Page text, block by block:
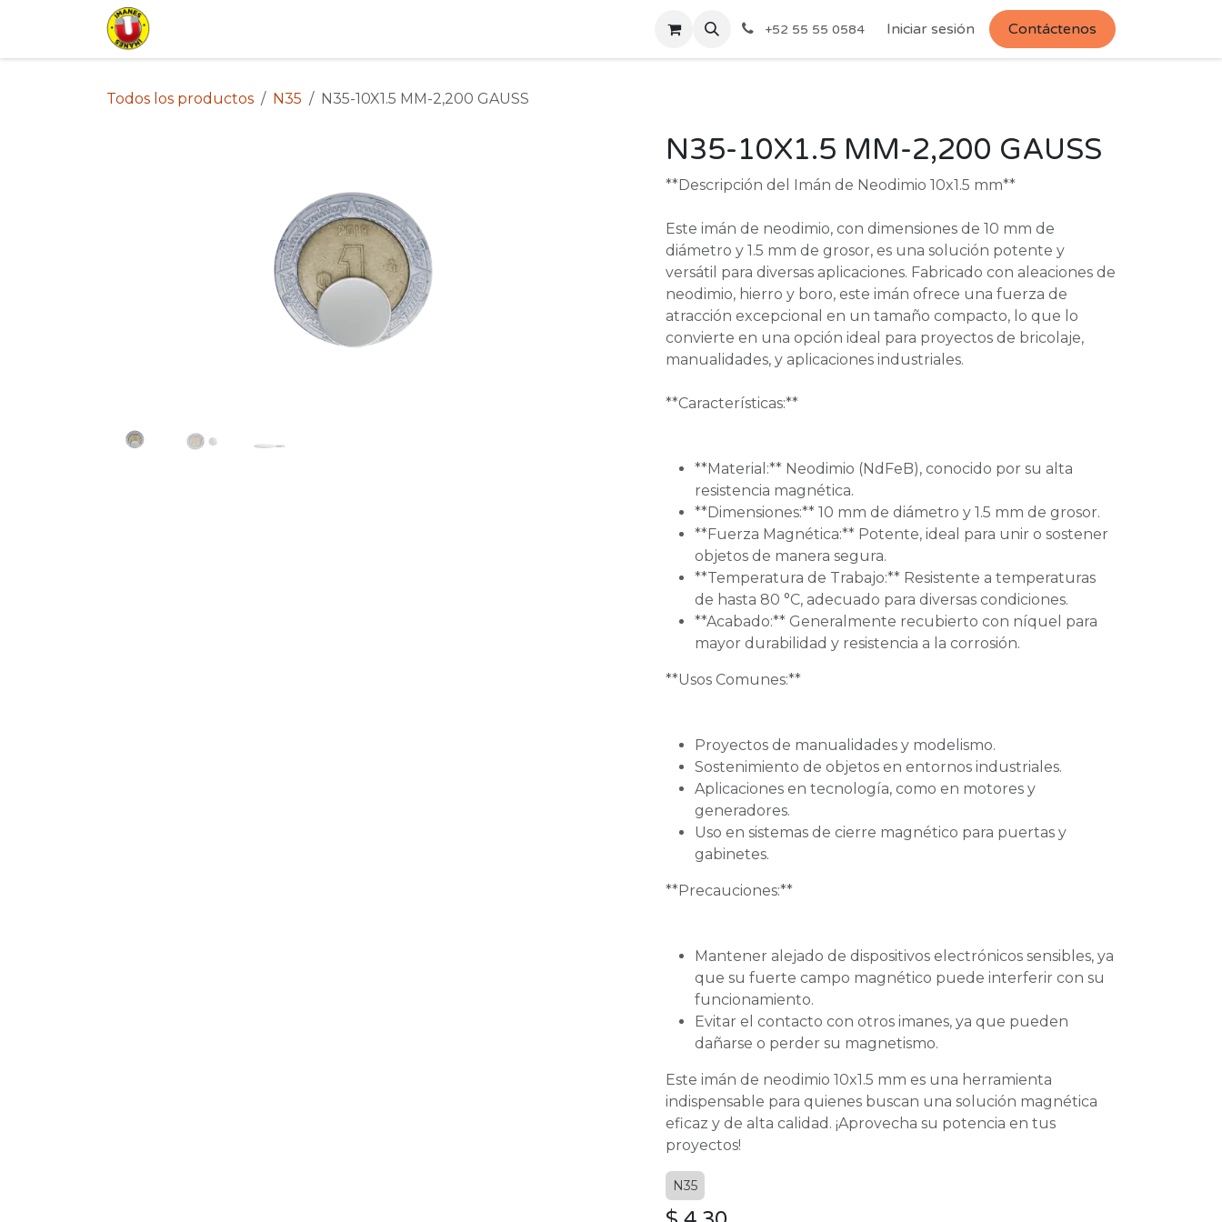
+52 55 55 0584 Iniciar sesión Contáctenos
Todos los productos N35 N35-10X1.5 MM-2,200 GAUSS
N35-10X1.5 MM-2,200 GAUSS
**Descripción del Imán de Neodimio 10x1.5 mm**
Este imán de neodimio, con dimensiones de 10 mm de
diámetro y 1.5 mm de grosor, es una solución potente y
versátil para diversas aplicaciones. Fabricado con aleaciones de
neodimio, hierro y boro, este imán ofrece una fuerza de
atracción excepcional en un tamaño compacto, lo que lo
convierte en una opción ideal para proyectos de bricolaje,
manualidades, y aplicaciones industriales.
**Características:**
**Material:** Neodimio (NdFeB), conocido por su alta
resistencia magnética.
**Dimensiones:** 10 mm de diámetro y 1.5 mm de grosor.
**Fuerza Magnética:** Potente, ideal para unir o sostener
objetos de manera segura.
**Temperatura de Trabajo:** Resistente a temperaturas
de hasta 80 °C, adecuado para diversas condiciones.
**Acabado:** Generalmente recubierto con níquel para
mayor durabilidad y resistencia a la corrosión.
**Usos Comunes:**
Proyectos de manualidades y modelismo.
Sostenimiento de objetos en entornos industriales.
Aplicaciones en tecnología, como en motores y
generadores.
Uso en sistemas de cierre magnético para puertas y
gabinetes.
**Precauciones:**
Mantener alejado de dispositivos electrónicos sensibles, ya
que su fuerte campo magnético puede interferir con su
funcionamiento.
Evitar el contacto con otros imanes, ya que pueden
dañarse o perder su magnetismo.
Este imán de neodimio 10x1.5 mm es una herramienta
indispensable para quienes buscan una solución magnética
eficaz y de alta calidad. ¡Aprovecha su potencia en tus
proyectos!
N35